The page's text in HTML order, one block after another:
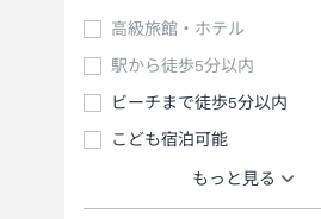
高級旅館・ホテル
駅から徒歩5分以内
ビーチまで徒歩5分以内
こども宿泊可能
もっと見る